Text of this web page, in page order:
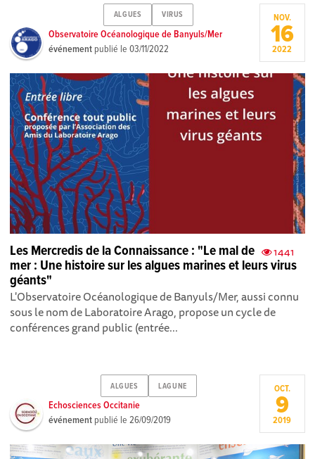
ALGUES VIRUS
Observatoire Océanologique de Banyuls/Mer
événement publié le03/11/2022
NOV.
16
2022
1441
Les Mercredis de la Connaissance : "Le mal de
mer : Une histoire sur les algues marines et leurs virus
géants"
L'Observatoire Océanologique de Banyuls/Mer, aussi connu
sous le nom de Laboratoire Arago, propose un cycle de
conférences grand public (entrée...
ALGUES LAGUNE
Echosciences Occitanie
événement publié le26/09/2019
OCT.
9
2019